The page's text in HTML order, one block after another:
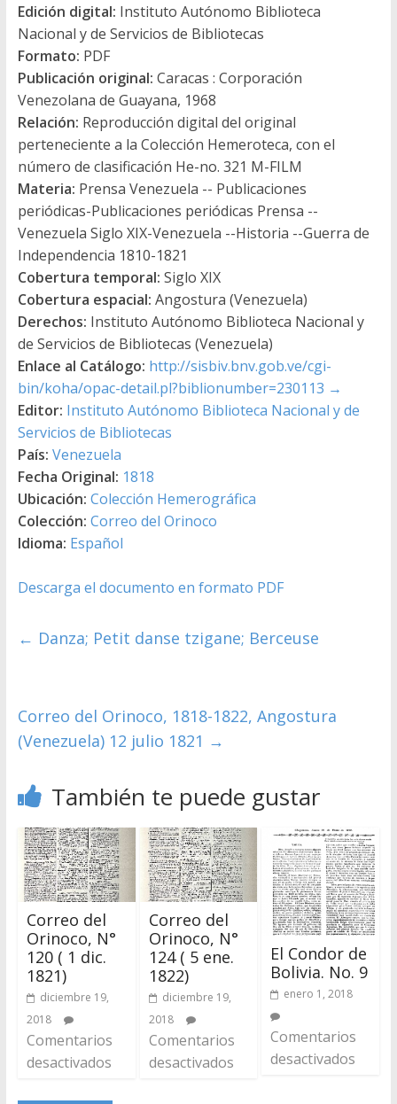
Edición digital: Instituto Autónomo Biblioteca
Nacional y de Servicios de Bibliotecas
Formato: PDF
Publicación original: Caracas : Corporación
Venezolana de Guayana, 1968
Relación: Reproducción digital del original
perteneciente a la Colección Hemeroteca, con el
número de clasificación He-no. 321 M-FILM
Materia: Prensa Venezuela -- Publicaciones
periódicas-Publicaciones periódicas Prensa --
Venezuela Siglo XIX-Venezuela --Historia --Guerra de
Independencia 1810-1821
Cobertura temporal: Siglo XIX
Cobertura espacial: Angostura (Venezuela)
Derechos: Instituto Autónomo Biblioteca Nacional y
de Servicios de Bibliotecas (Venezuela)
Enlace al Catálogo: http://sisbiv.bnv.gob.ve/cgi-
bin/koha/opac-detail.pl?biblionumber=230113 →
Editor: Instituto Autónomo Biblioteca Nacional y de
Servicios de Bibliotecas
País: Venezuela
Fecha Original: 1818
Ubicación: Colección Hemerográfica
Colección: Correo del Orinoco
Idioma: Español
Descarga el documento en formato PDF
← Danza; Petit danse tzigane; Berceuse
Correo del Orinoco, 1818-1822, Angostura
(Venezuela) 12 julio 1821 →
También te puede gustar
Correo del
Orinoco, N°
120 ( 1 dic.
1821)
diciembre 19,
2018
Comentarios
desactivados
Correo del
Orinoco, N°
124 ( 5 ene.
1822)
diciembre 19,
2018
Comentarios
desactivados
El Condor de
Bolivia. No. 9
enero 1, 2018
Comentarios
desactivados